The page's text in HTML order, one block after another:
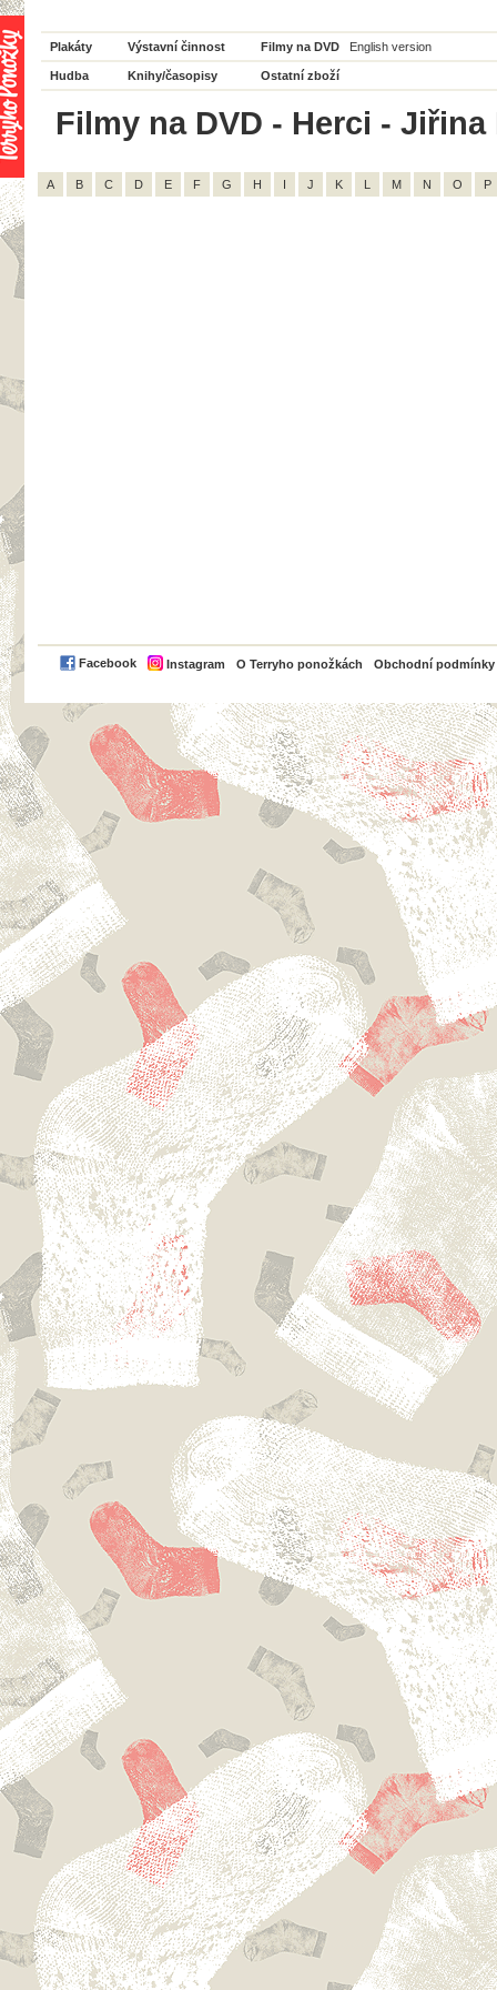
Plakáty Výstavní činnost Filmy na DVD English version
Hudba Knihy/časopisy Ostatní zboží
Filmy na DVD - Herci -
A B C D E F G H I J K L M N O P
Facebook Instagram O Terryho ponožkách Obchodní podmínky
PayPal